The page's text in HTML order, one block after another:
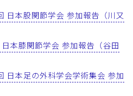
本股関節学会 参加報告（川又
膝関節学会 参加報告（谷田
本足の外科学会学術集会 参加